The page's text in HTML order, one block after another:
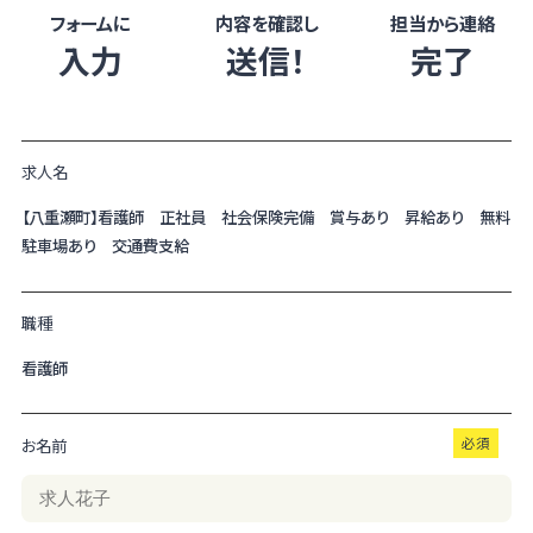
フォームに
入力
内容を確認し
送信！
担当から連絡
完了
求人名
【八重瀬町】看護師 正社員 社会保険完備 賞与あり 昇給あり 無料
駐車場あり 交通費支給
職種
看護師
お名前